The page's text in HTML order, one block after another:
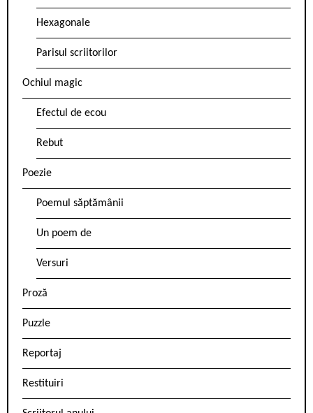
Hexagonale
Parisul scriitorilor
Ochiul magic
Efectul de ecou
Rebut
Poezie
Poemul săptămânii
Un poem de
Versuri
Proză
Puzzle
Reportaj
Restituiri